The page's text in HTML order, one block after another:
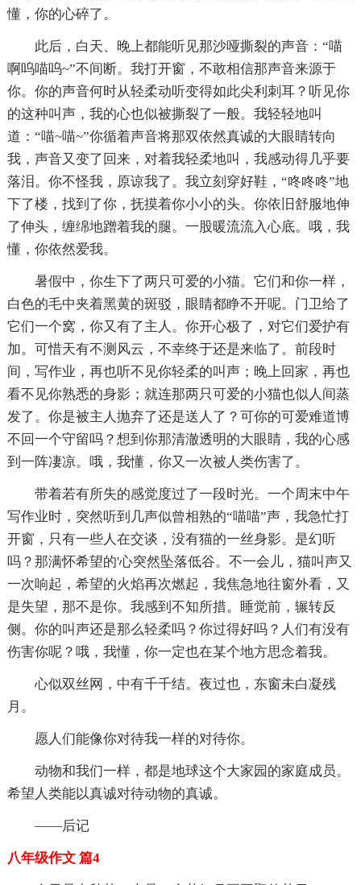
懂，你的心碎了。
此后，白天、晚上都能听见那沙哑撕裂的声音：“喵
啊呜喵呜~”不间断。我打开窗，不敢相信那声音来源于
你。你的声音何时从轻柔动听变得如此尖利刺耳？听见你
的这种叫声，我的心也似被撕裂了一般。我轻轻地叫
道：“喵~喵~”你循着声音将那双依然真诚的大眼睛转向
我，声音又变了回来，对着我轻柔地叫，我感动得几乎要
落泪。你不怪我，原谅我了。我立刻穿好鞋，“咚咚咚”地
下了楼，找到了你，抚摸着你小小的头。你依旧舒服地伸
了伸头，缠绵地蹭着我的腿。一股暖流流入心底。哦，我
懂，你依然爱我。
暑假中，你生下了两只可爱的小猫。它们和你一样，
白色的毛中夹着黑黄的斑驳，眼睛都睁不开呢。门卫给了
它们一个窝，你又有了主人。你开心极了，对它们爱护有
加。可惜天有不测风云，不幸终于还是来临了。前段时
间，写作业，再也听不见你轻柔的叫声；晚上回家，再也
看不见你熟悉的身影；就连那两只可爱的小猫也似人间蒸
发了。你是被主人抛弃了还是送人了？可你的可爱难道博
不回一个守留吗？想到你那清澈透明的大眼睛，我的心感
到一阵凄凉。哦，我懂，你又一次被人类伤害了。
带着若有所失的感觉度过了一段时光。一个周末中午
写作业时，突然听到几声似曾相熟的“喵喵”声，我急忙打
开窗，只有一些人在交谈，没有猫的一丝身影。是幻听
吗？那满怀希望的'心突然坠落低谷。不一会儿，猫叫声又
一次响起，希望的火焰再次燃起，我焦急地往窗外看，又
是失望，那不是你。我感到不知所措。睡觉前，辗转反
侧。你的叫声还是那么轻柔吗？你过得好吗？人们有没有
伤害你呢？哦，我懂，你一定也在某个地方思念着我。
心似双丝网，中有千千结。夜过也，东窗未白凝残
月。
愿人们能像你对待我一样的对待你。
动物和我们一样，都是地球这个大家园的家庭成员。
希望人类能以真诚对待动物的真诚。
——后记
八年级作文 篇4